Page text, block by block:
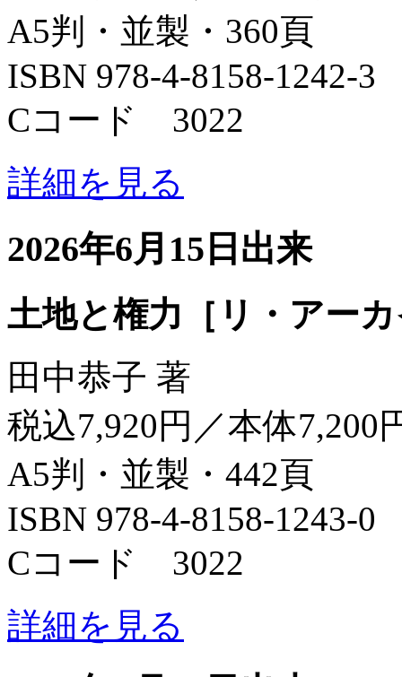
A5判・並製・360頁
ISBN 978-4-8158-1242-3
Cコード 3022
詳細を見る
2026年6月15日出来
土地と権力［リ・アー
田中恭子 著
税込7,920円／本体7,200
A5判・並製・442頁
ISBN 978-4-8158-1243-0
Cコード 3022
詳細を見る